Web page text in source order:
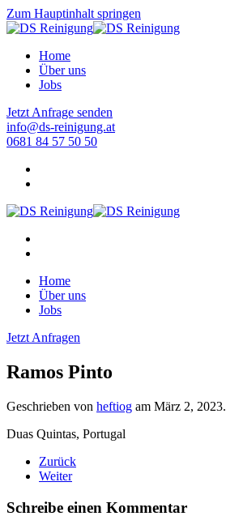
Zum Hauptinhalt springen
Home
Über uns
Jobs
Jetzt Anfrage senden
info@ds-reinigung.at
0681 84 57 50 50
Home
Über uns
Jobs
Jetzt Anfragen
Ramos Pinto
Geschrieben von heftiog am März 2, 2023.
Duas Quintas, Portugal
Zurück
Weiter
Schreibe einen Kommentar